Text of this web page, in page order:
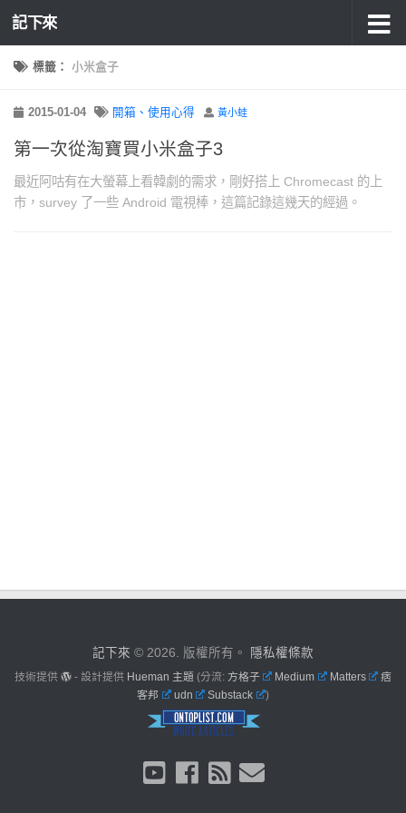
記下來
標籤： 小米盒子
2015-01-04 開箱、使用心得 黃小蛙
第一次從淘寶買小米盒子3
最近阿咕有在大螢幕上看韓劇的需求，剛好搭上 Chromecast 的上
市，survey 了一些 Android 電視棒，這篇記錄這幾天的經過。
記下來 © 2026. 版權所有。 隱私權條款
技術提供 - 設計提供 Hueman 主題 (分流: 方格子 Medium Matters
痞
客邦
udn Substack )